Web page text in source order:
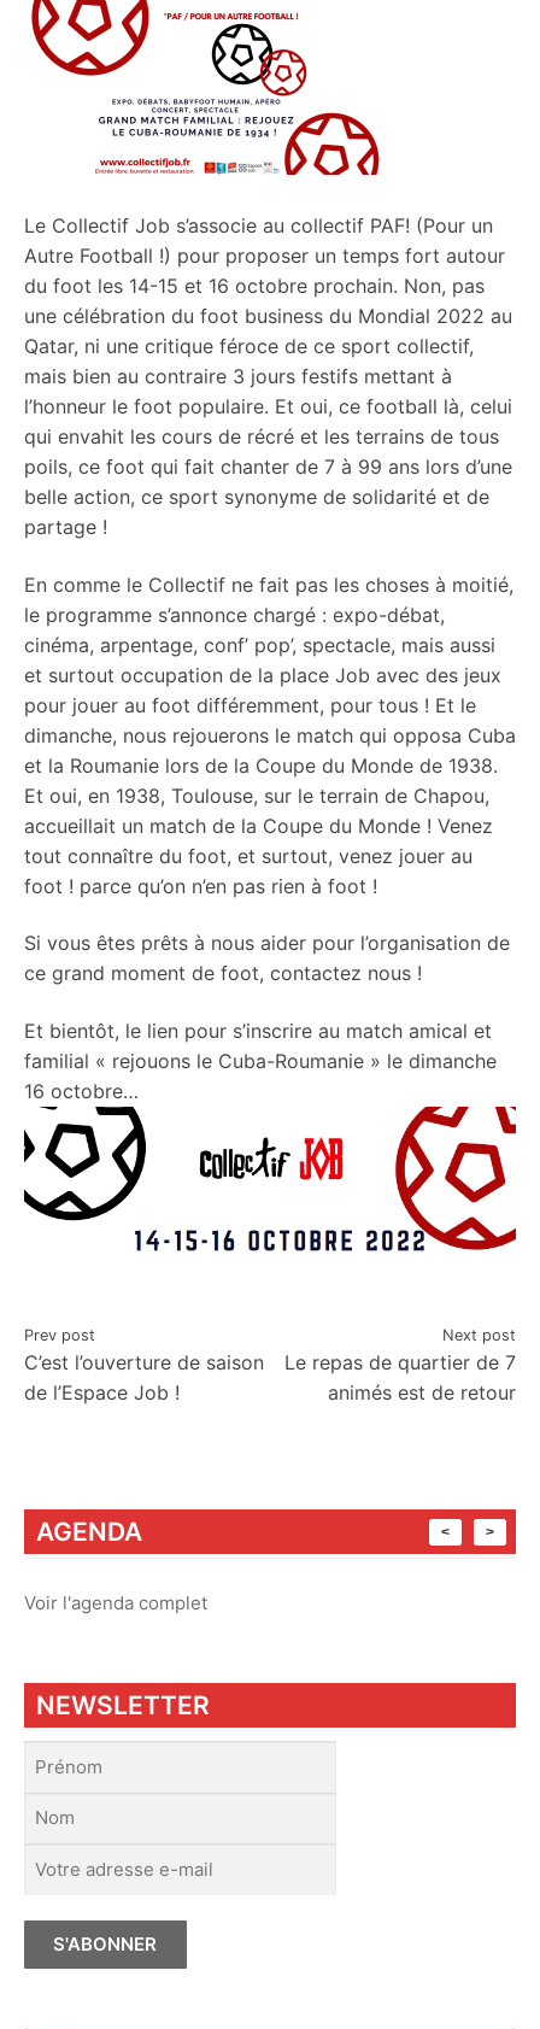
Contact
Le Collectif Job s’associe au collectif PAF! (Pour un
Autre Football !) pour proposer un temps fort autour
du foot les 14-15 et 16 octobre prochain. Non, pas
une célébration du foot business du Mondial 2022 au
Qatar, ni une critique féroce de ce sport collectif,
mais bien au contraire 3 jours festifs mettant à
l’honneur le foot populaire. Et oui, ce football là, celui
qui envahit les cours de récré et les terrains de tous
poils, ce foot qui fait chanter de 7 à 99 ans lors d’une
belle action, ce sport synonyme de solidarité et de
partage !
En comme le Collectif ne fait pas les choses à moitié,
le programme s’annonce chargé : expo-débat,
cinéma, arpentage, conf’ pop’, spectacle, mais aussi
et surtout occupation de la place Job avec des jeux
pour jouer au foot différemment, pour tous ! Et le
dimanche, nous rejouerons le match qui opposa Cuba
et la Roumanie lors de la Coupe du Monde de 1938.
Et oui, en 1938, Toulouse, sur le terrain de Chapou,
accueillait un match de la Coupe du Monde ! Venez
tout connaître du foot, et surtout, venez jouer au
foot ! parce qu’on n’en pas rien à foot !
Si vous êtes prêts à nous aider pour l’organisation de
ce grand moment de foot, contactez nous !
Et bientôt, le lien pour s’inscrire au match amical et
familial « rejouons le Cuba-Roumanie » le dimanche
16 octobre…
Navigation
de
Prev post
C’est l’ouverture de saison
de l’Espace Job !
Next post
Le repas de quartier de 7
animés est de retour
AGENDA < >
Voir l'agenda complet
NEWSLETTER